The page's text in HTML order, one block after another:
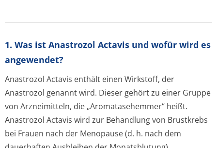
1. Was ist Anastrozol Actavis und wofür wird es
angewendet?
Anastrozol Actavis enthält einen Wirkstoff, der
Anastrozol genannt wird. Dieser gehört zu einer Gruppe
von Arzneimitteln, die „Aromatasehemmer“ heißt.
Anastrozol Actavis wird zur Behandlung von Brustkrebs
bei Frauen nach der Menopause (d. h. nach dem